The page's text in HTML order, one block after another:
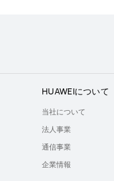
HUAWEIについて
当社について
法人事業
通信事業
企業情報